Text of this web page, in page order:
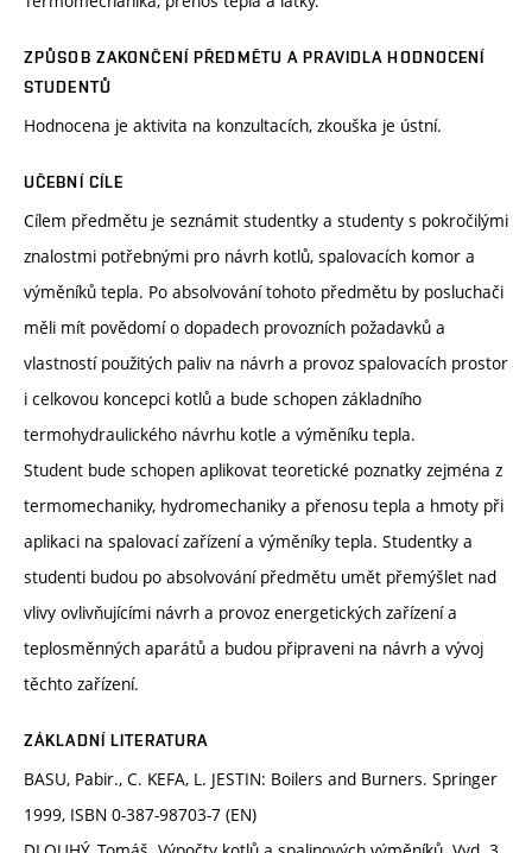
ZPŮSOB ZAKONČENÍ PŘEDMĚTU A PRAVIDLA HODNOCENÍ
STUDENTŮ
Hodnocena je aktivita na konzultacích, zkouška je ústní.
UČEBNÍ CÍLE
Cílem předmětu je seznámit studentky a studenty s pokročilými
znalostmi potřebnými pro návrh kotlů, spalovacích komor a
výměníků tepla. Po absolvování tohoto předmětu by posluchači
měli mít povědomí o dopadech provozních požadavků a
vlastností použitých paliv na návrh a provoz spalovacích prostor
i celkovou koncepci kotlů a bude schopen základního
termohydraulického návrhu kotle a výměníku tepla.
Student bude schopen aplikovat teoretické poznatky zejména z
termomechaniky, hydromechaniky a přenosu tepla a hmoty při
aplikaci na spalovací zařízení a výměníky tepla. Studentky a
studenti budou po absolvování předmětu umět přemýšlet nad
vlivy ovlivňujícími návrh a provoz energetických zařízení a
teplosměnných aparátů a budou připraveni na návrh a vývoj
těchto zařízení.
ZÁKLADNÍ LITERATURA
BASU, Pabir., C. KEFA, L. JESTIN: Boilers and Burners. Springer
1999, ISBN 0-387-98703-7 (EN)